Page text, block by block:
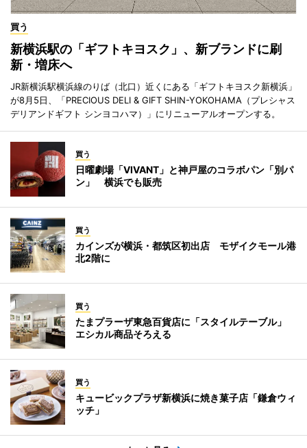
買う
新横浜駅の「ギフトキヨスク」、新ブランドに刷
新・増床へ
JR新横浜駅横浜線のりば（北口）近くにある「ギフトキヨスク新横浜」
が8月5日、「PRECIOUS DELI & GIFT SHIN-YOKOHAMA（プレシャス
デリアンドギフト シンヨコハマ）」にリニューアルオープンする。
買う
日曜劇場「VIVANT」と神戸屋のコラボパン「別パ
ン」 横浜でも販売
買う
カインズが横浜・都筑区初出店 モザイクモール港
北2階に
買う
たまプラーザ東急百貨店に「スタイルテーブル」
エシカル商品そろえる
買う
キュービックプラザ新横浜に焼き菓子店「鎌倉ウィ
ッチ」